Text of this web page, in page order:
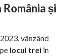
și
vânzând
locul treiîn